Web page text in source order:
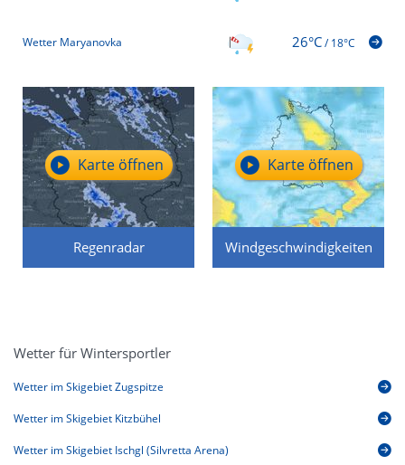
Wetter Maryanovka 26°C/18°C
Regenradar
Karte öffnen
Windgeschwindigkeiten
Karte öffnen
Wetter für Wintersportler
Wetter im Skigebiet Zugspitze
Wetter im Skigebiet Kitzbühel
Wetter im Skigebiet Ischgl (Silvretta Arena)